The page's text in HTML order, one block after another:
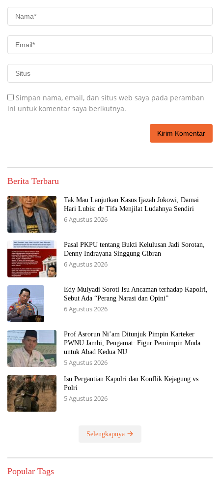
Simpan nama, email, dan situs web saya pada peramban
ini untuk komentar saya berikutnya.
Berita Terbaru
Tak Mau Lanjutkan Kasus Ijazah Jokowi, Damai
Hari Lubis: dr Tifa Menjilat Ludahnya Sendiri
6 Agustus 2026
Pasal PKPU tentang Bukti Kelulusan Jadi Sorotan,
Denny Indrayana Singgung Gibran
6 Agustus 2026
Edy Mulyadi Soroti Isu Ancaman terhadap Kapolri,
Sebut Ada “Perang Narasi dan Opini”
6 Agustus 2026
Prof Asrorun Ni’am Ditunjuk Pimpin Karteker
PWNU Jambi, Pengamat: Figur Pemimpin Muda
untuk Abad Kedua NU
5 Agustus 2026
Isu Pergantian Kapolri dan Konflik Kejagung vs
Polri
5 Agustus 2026
Selengkapnya
Popular Tags